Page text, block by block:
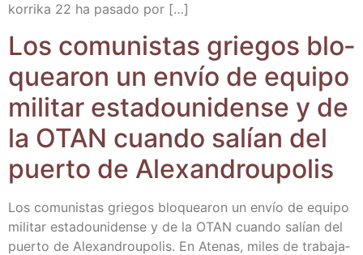
korri­ka 22 ha pasa­do por […]
Los comu­nis­tas grie­gos blo­
quea­ron un envío de equi­po
mili­tar esta­dou­ni­den­se y de
la OTAN cuan­do salían del
puer­to de Alexandroupolis
Los comu­nis­tas grie­gos blo­quea­ron un envío de equi­po
mili­tar esta­dou­ni­den­se y de la OTAN cuan­do salían del
puer­to de Ale­xan­dro­upo­lis. En Ate­nas, miles de tra­ba­ja­